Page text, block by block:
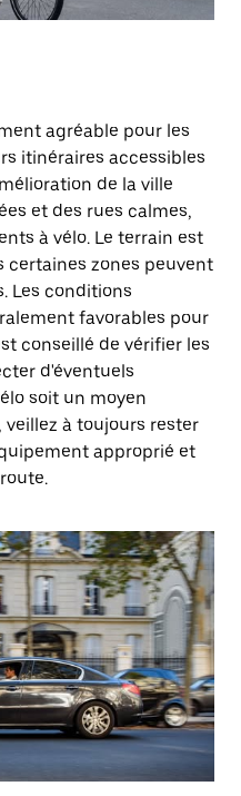
agréable pour les
itinéraires accessibles
de la ville
et des rues calmes,
à vélo. Le terrain est
certaines zones peuvent
Les conditions
favorables pour
conseillé de vérifier les
d'éventuels
soit un moyen
à toujours rester
approprié et